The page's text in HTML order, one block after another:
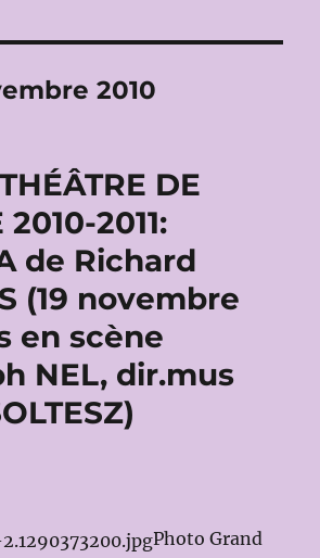
2010
DE
2010-2011:
de Richard
(19 novembre
en scène
NEL, dir.mus
Photo Grand